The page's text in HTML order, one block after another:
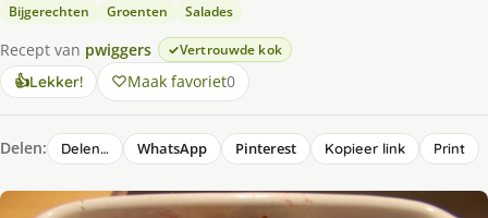
Bijgerechten Groenten Salades
Recept van pwiggers Vertrouwde kok
👍Lekker! Maak favoriet0
Delen: Delen… WhatsApp Pinterest Kopieer link Print